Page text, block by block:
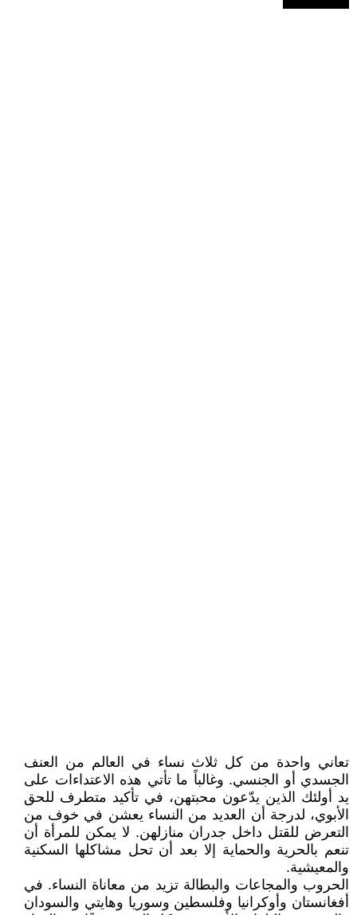
تعاني واحدة من كل ثلاث نساء في العالم من العنف
الجسدي أو الجنسي. وغالباً ما تأتي هذه الاعتداءات على
يد أولئك الذين يدّعون محبتهن، في تأكيد متطرف للحق
الأبوي، لدرجة أن العديد من النساء يعشن في خوف من
التعرض للقتل داخل جدران منازلهن. لا يمكن للمرأة أن
تنعم بالحرية والحماية إلا بعد أن تحل مشاكلها السكنية
والمعيشية.
الحروب والمجاعات والبطالة تزيد من معاناة النساء. في
أفغانستان وأوكرانيا وفلسطين وسوريا وهايتي والسودان